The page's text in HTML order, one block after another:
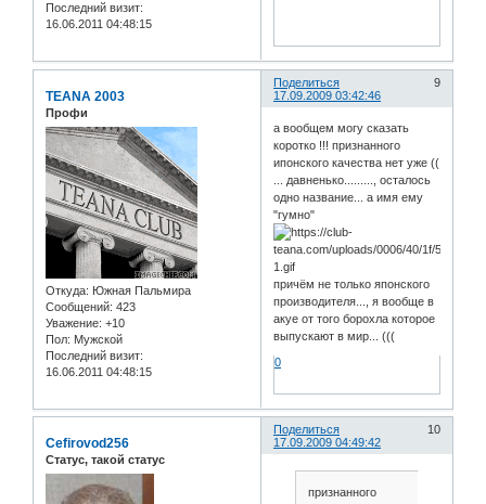
Последний визит:
16.06.2011 04:48:15
Поделиться
9
17.09.2009 03:42:46
TEANA 2003
Профи
Откуда: Южная Пальмира
Сообщений: 423
Уважение: +10
Пол: Мужской
Последний визит:
16.06.2011 04:48:15
а вообщем могу сказать
коротко !!! признанного
ипонского качества нет уже ((
... давненько........., осталось
одно название... а имя ему
"гумно"
причём не только японского
производителя..., я вообще в
акуе от того борохла которое
выпускают в мир... (((
0
Поделиться
10
17.09.2009 04:49:42
Cefirovod256
Статус, такой статус
признанного